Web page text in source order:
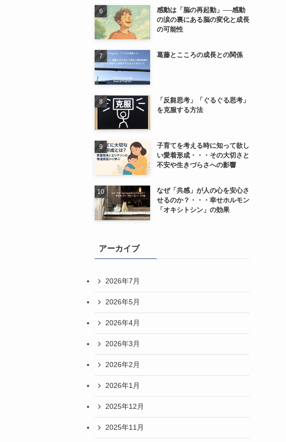
感動は「脳の再起動」──感動
の涙の裏にある脳の変化と成長
の可能性
葛藤とこころの成長との関係
「反芻思考」「ぐるぐる思考」
を克服する方法
子育てを考える時に知って欲し
い愛着形成・・・その大切さと
不安や生きづらさへの影響
なぜ「共感」が人の心を安心さ
せるのか？・・・幸せホルモン
「オキシトシン」の効果
アーカイブ
2026年7月
2026年5月
2026年4月
2026年3月
2026年2月
2026年1月
2025年12月
2025年11月